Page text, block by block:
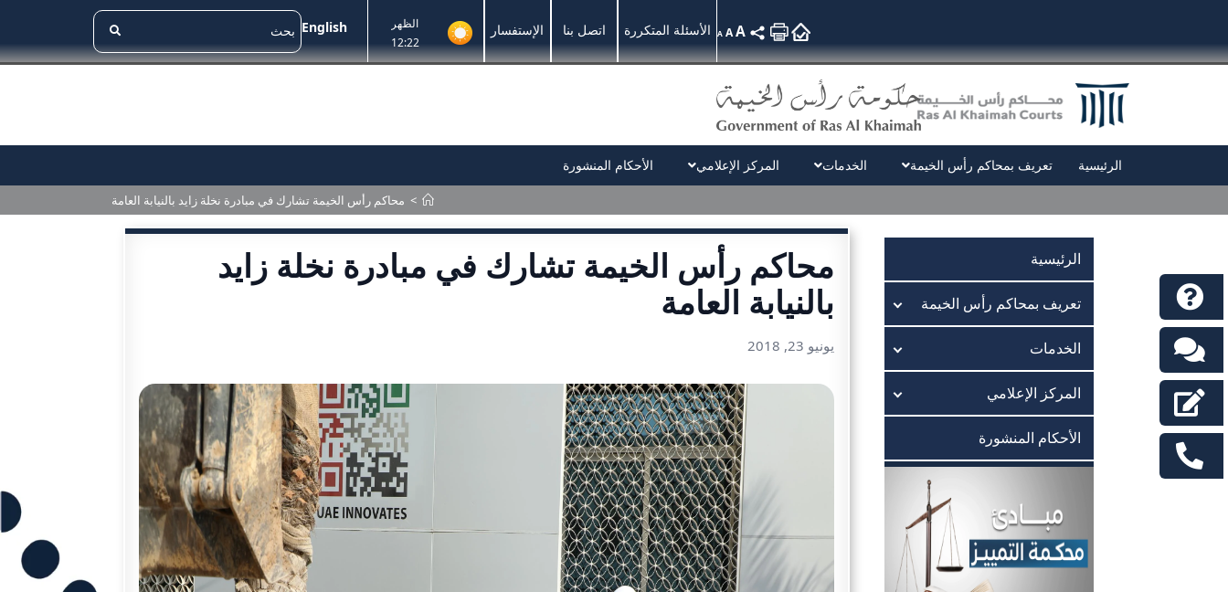
English
الظهر
12:22
الإستفسار اتصل بنا الأسئلة المتكررة A AA
الرئيسية تعريف بمحاكم رأس الخيمة الخدمات المركز الإعلامي الأحكام المنشورة
> محاكم رأس الخيمة تشارك في مبادرة نخلة زايد بالنيابة العامة
الرئيسية
تعريف بمحاكم رأس الخيمة
الخدمات
المركز الإعلامي
الأحكام المنشورة
محاكم رأس الخيمة تشارك في مبادرة نخلة زايد
بالنيابة العامة
يونيو 23, 2018